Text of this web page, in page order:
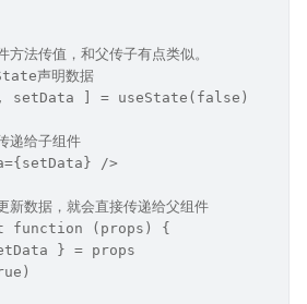
方法传值，和父传子有点类似。
声明数据
setData ] = useState(false)
递给子组件
/>
新数据，就会直接传递给父组件
function (props) {
} = props